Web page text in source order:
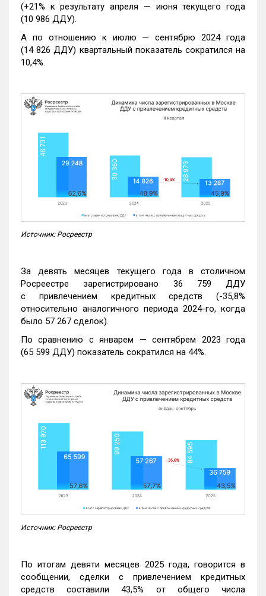
(+21% к результату апреля — июня текущего года
(10 986 ДДУ).
А по отношению к июлю — сентябрю 2024 года
(14 826 ДДУ) квартальный показатель сократился на
10,4%.
Источник: Росреестр
За девять месяцев текущего года в столичном
Росреестре зарегистрировано 36 759 ДДУ
с привлечением кредитных средств (-35,8%
относительно аналогичного периода 2024-го, когда
было 57 267 сделок).
По сравнению с январем — сентябрем 2023 года
(65 599 ДДУ) показатель сократился на 44%.
Источник: Росреестр
По итогам девяти месяцев 2025 года, говорится в
сообщении, сделки с привлечением кредитных
средств составили 43,5% от общего числа